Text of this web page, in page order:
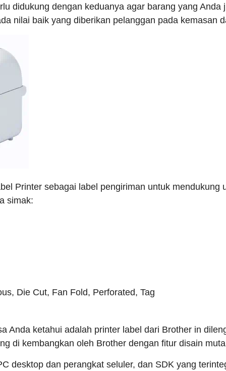
didukung dengan keduanya agar barang yang
nilai baik yang diberikan pelanggan pada kemasan
Printer sebagai label pengiriman untuk mendukung
simak:
Die Cut, Fan Fold, Perforated, Tag
Anda ketahui adalah printer label dari Brother in
di kembangkan oleh Brother dengan fitur disain
desktop dan perangkat seluler, dan SDK yang